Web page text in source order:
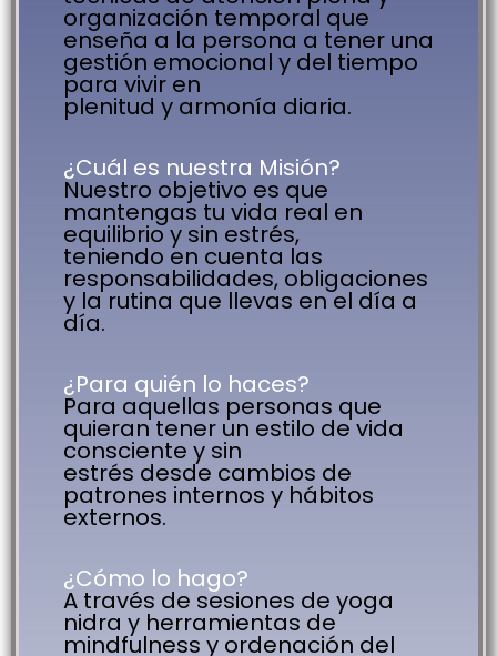
organización temporal que
enseña a la persona a tener una
gestión emocional y del tiempo
para vivir en
plenitud y armonía diaria.
¿Cuál es nuestra Misión?
Nuestro objetivo es que
mantengas tu vida real en
equilibrio y sin estrés,
teniendo en cuenta las
responsabilidades, obligaciones
y la rutina que llevas en el día a
día.
¿Para quién lo haces?
Para aquellas personas que
quieran tener un estilo de vida
consciente y sin
estrés desde cambios de
patrones internos y hábitos
externos.
¿Cómo lo hago?
A través de sesiones de yoga
nidra y herramientas de
mindfulness y ordenación del